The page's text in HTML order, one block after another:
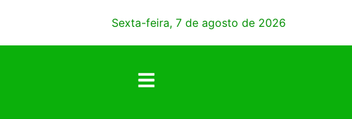
Sexta-feira, 7 de agosto de 2026